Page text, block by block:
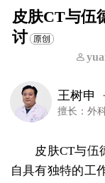
皮肤CT与伍
讨
王树申
擅长：外
皮肤CT与伍德
自具有独特的工